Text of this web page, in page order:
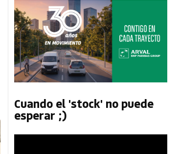
Cuando el 'stock' no puede
esperar ;)